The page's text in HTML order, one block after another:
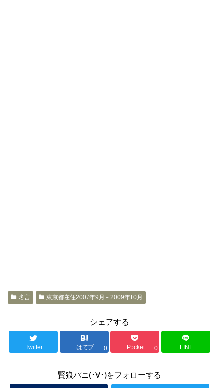
名言 東京都在住2007年9月～2009年10月
シェアする
Twitter はてブ 0 Pocket 0 LINE
賢狼パニ(･∀･)をフォローする